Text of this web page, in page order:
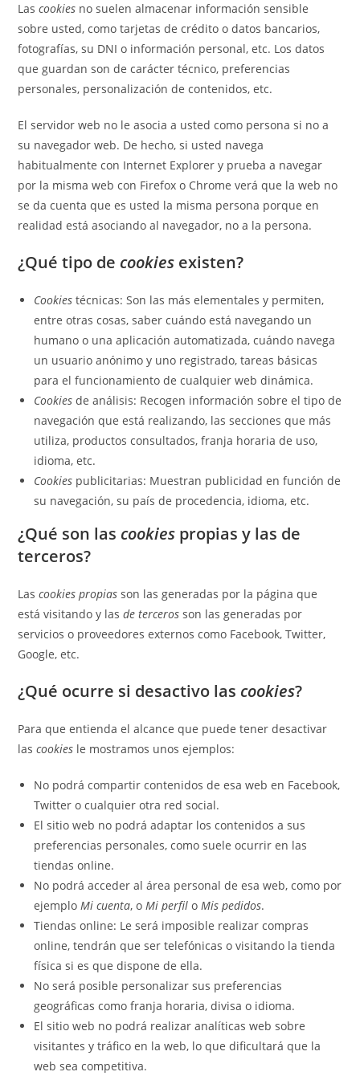
Lascookies no suelen almacenar información sensible
sobre usted, como tarjetas de crédito o datos bancarios,
fotografías, su DNI o información personal, etc. Los datos
que guardan son de carácter técnico, preferencias
personales, personalización de contenidos, etc.
El servidor web no le asocia a usted como persona si no a
su navegador web. De hecho, si usted navega
habitualmente con Internet Explorer y prueba a navegar
por la misma web con Firefox o Chrome verá que la web no
se da cuenta que es usted la misma persona porque en
realidad está asociando al navegador, no a la persona.
¿Qué tipo de cookies existen?
Cookies técnicas: Son las más elementales y permiten,
entre otras cosas, saber cuándo está navegando un
humano o una aplicación automatizada, cuándo navega
un usuario anónimo y uno registrado, tareas básicas
para el funcionamiento de cualquier web dinámica.
Cookies de análisis: Recogen información sobre el tipo de
navegación que está realizando, las secciones que más
utiliza, productos consultados, franja horaria de uso,
idioma, etc.
Cookies publicitarias: Muestran publicidad en función de
su navegación, su país de procedencia, idioma, etc.
¿Qué son las cookies propias y las de
terceros?
Lascookies propias son las generadas por la página que
está visitando y lasde terceros son las generadas por
servicios o proveedores externos como Facebook, Twitter,
Google, etc.
¿Qué ocurre si desactivo las cookies?
Para que entienda el alcance que puede tener desactivar
lascookies le mostramos unos ejemplos:
No podrá compartir contenidos de esa web en Facebook,
Twitter o cualquier otra red social.
El sitio web no podrá adaptar los contenidos a sus
preferencias personales, como suele ocurrir en las
tiendas online.
No podrá acceder al área personal de esa web, como por
ejemploMi cuenta, oMi perfil oMis pedidos.
Tiendas online: Le será imposible realizar compras
online, tendrán que ser telefónicas o visitando la tienda
física si es que dispone de ella.
No será posible personalizar sus preferencias
geográficas como franja horaria, divisa o idioma.
El sitio web no podrá realizar analíticas web sobre
visitantes y tráfico en la web, lo que dificultará que la
web sea competitiva.